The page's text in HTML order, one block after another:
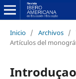
Inicio / Archivos /
Artículos del
Introduçao